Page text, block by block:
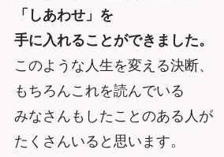
「しあわせ」を
手に入れることができました。
このような人生を変える決断、
もちろんこれを読んでいる
みなさんもしたことのある人が
たくさんいると思います。